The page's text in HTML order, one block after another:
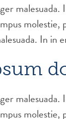
molestie,
In in
molestie,